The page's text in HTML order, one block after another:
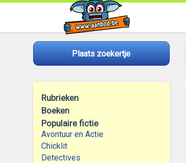
Plaats zoekertje
Rubrieken
Boeken
Populaire fictie
Avontuur en Actie
Chicklit
Detectives